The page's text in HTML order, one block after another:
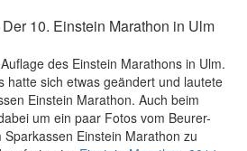
10. Einstein Marathon in Ulm
des Einstein Marathons in Ulm.
hatte sich etwas geändert und lautete
Einstein Marathon. Auch beim
um ein paar Fotos vom Beurer-
Einstein Marathon zu